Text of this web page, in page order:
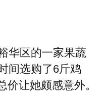
华区的一家果蔬
间选购了6斤鸡
价让她颇感意外。